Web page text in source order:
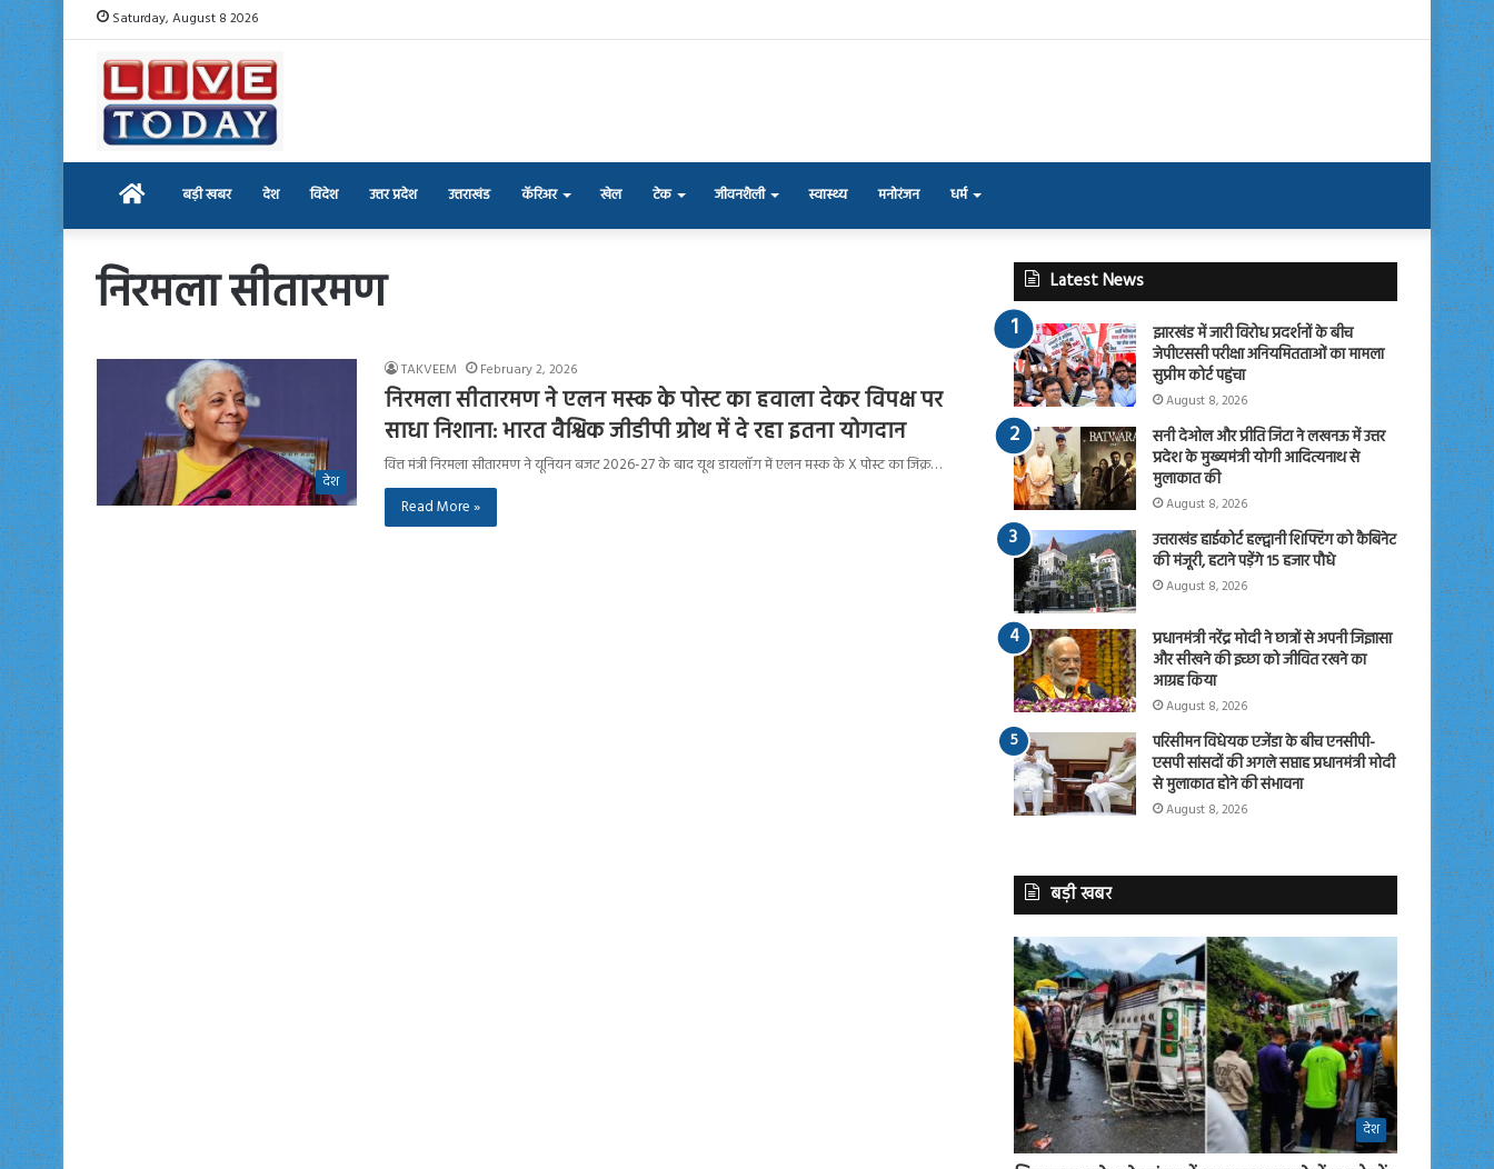
Saturday, August 8 2026
Home बड़ी खबर देश विदेश उत्तर प्रदेश उत्तराखंड कॅरिअर खेल टेक जीवनशैली स्वास्थ्य मनोरंजन धर्म
निरमला सीतारमण
देश
TAKVEEM February 2, 2026
निरमला सीतारमण ने एलन मस्क के पोस्ट का हवाला देकर विपक्ष पर
साधा निशाना: भारत वैश्विक जीडीपी ग्रोथ में दे रहा इतना योगदान
वित्त मंत्री निरमला सीतारमण ने यूनियन बजट 2026-27 के बाद यूथ डायलॉग में एलन मस्क के X पोस्ट का जिक्र…
Read More »
Latest News
झारखंड में जारी विरोध प्रदर्शनों के बीच
जेपीएससी परीक्षा अनियमितताओं का मामला
सुप्रीम कोर्ट पहुंचा
August 8, 2026
सनी देओल और प्रीति जिंटा ने लखनऊ में उत्तर
प्रदेश के मुख्यमंत्री योगी आदित्यनाथ से
मुलाकात की
August 8, 2026
उत्तराखंड हाईकोर्ट हल्द्वानी शिफ्टिंग को कैबिनेट
की मंजूरी, हटाने पड़ेंगे 15 हजार पौधे
August 8, 2026
प्रधानमंत्री नरेंद्र मोदी ने छात्रों से अपनी जिज्ञासा
और सीखने की इच्छा को जीवित रखने का
आग्रह किया
August 8, 2026
परिसीमन विधेयक एजेंडा के बीच एनसीपी-
एसपी सांसदों की अगले सप्ताह प्रधानमंत्री मोदी
से मुलाकात होने की संभावना
August 8, 2026
बड़ी खबर
देश